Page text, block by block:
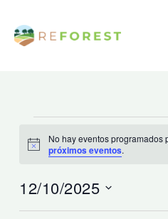
contenido
para
10,
Aviso
No hay eventos programados
próximos eventos.
12/10/2025
Seleccionar